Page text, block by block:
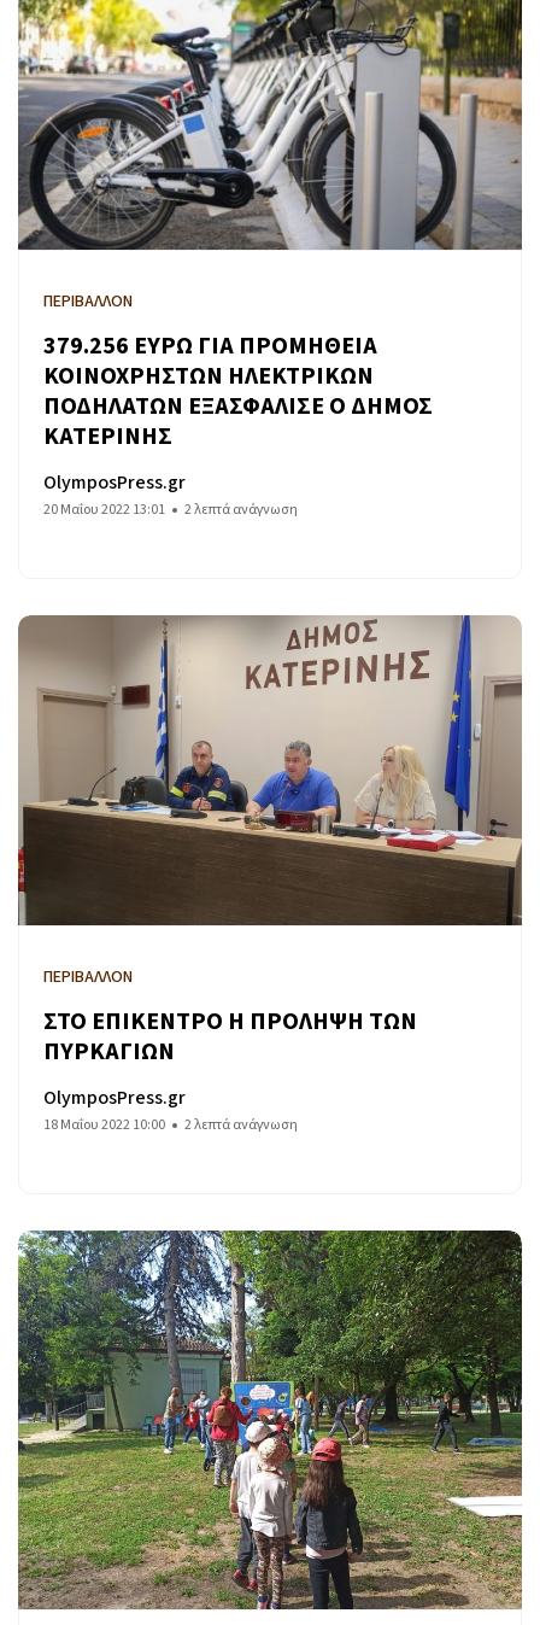
ΠΕΡΙΒΑΛΛΟΝ
379.256 ΕΥΡΩ ΓΙΑ ΠΡΟΜΗΘΕΙΑ
ΚΟΙΝΟΧΡΗΣΤΩΝ ΗΛΕΚΤΡΙΚΩΝ
ΠΟΔΗΛΑΤΩΝ ΕΞΑΣΦΑΛΙΣΕ Ο ΔΗΜΟΣ
ΚΑΤΕΡΙΝΗΣ
OlymposPress.gr
20 Μαΐου 2022 13:01 2 λεπτά ανάγνωση
ΠΕΡΙΒΑΛΛΟΝ
ΣΤΟ ΕΠΙΚΕΝΤΡΟ Η ΠΡΟΛΗΨΗ ΤΩΝ
ΠΥΡΚΑΓΙΩΝ
OlymposPress.gr
18 Μαΐου 2022 10:00 2 λεπτά ανάγνωση